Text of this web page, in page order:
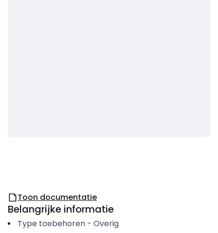
Toon documentatie
Belangrijke informatie
Type toebehoren- Overig